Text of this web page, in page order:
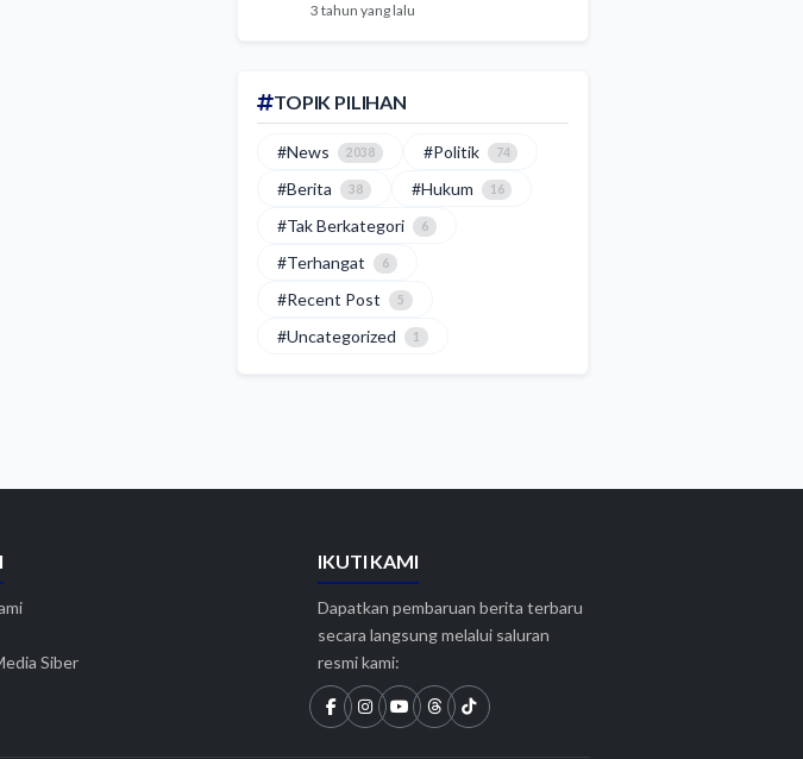
3 tahun yang lalu
TOPIK PILIHAN
#News 2038 #Politik 74
#Berita 38 #Hukum 16
#Tak Berkategori 6
#Terhangat 6
#Recent Post 5
#Uncategorized 1
Siber
IKUTI KAMI
Dapatkan pembaruan berita terbaru
secara langsung melalui saluran
resmi kami: